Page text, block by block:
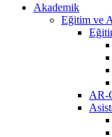
Akademik
Eğitim ve
AR-